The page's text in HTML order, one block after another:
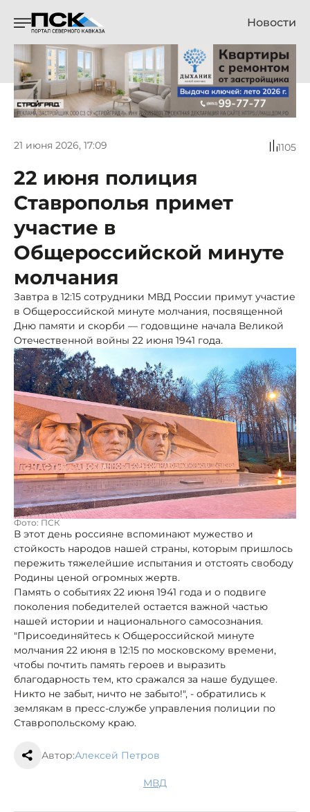
Новости
21 июня 2026, 17:09 1105
22 июня полиция
Ставрополья примет
участие в
Общероссийской минуте
молчания
Завтра в 12:15 сотрудники МВД России примут участие
в Общероссийской минуте молчания, посвященной
Дню памяти и скорби — годовщине начала Великой
Отечественной войны 22 июня 1941 года.
Фото: ПСК
В этот день россияне вспоминают мужество и
стойкость народов нашей страны, которым пришлось
пережить тяжелейшие испытания и отстоять свободу
Родины ценой огромных жертв.
Память о событиях 22 июня 1941 года и о подвиге
поколения победителей остается важной частью
нашей истории и национального самосознания.
"Присоединяйтесь к Общероссийской минуте
молчания 22 июня в 12:15 по московскому времени,
чтобы почтить память героев и выразить
благодарность тем, кто сражался за наше будущее.
Никто не забыт, ничто не забыто!", - обратились к
землякам в пресс-службе управления полиции по
Ставропольскому краю.
Автор:Алексей Петров
МВД